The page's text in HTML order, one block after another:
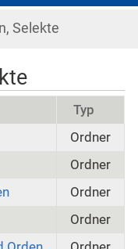
Selekte
Typ
Ordner
Ordner
Ordner
Ordner